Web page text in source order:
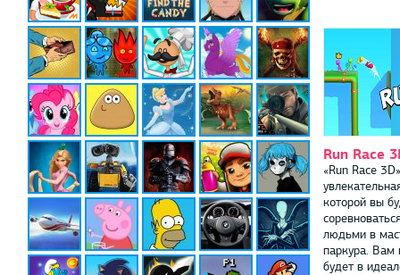
Run Race
«Run Race
которой вы
людьми в
паркура. Вам
будет в